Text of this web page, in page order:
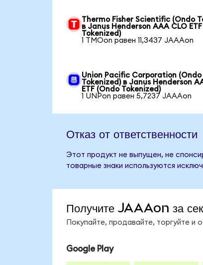
Thermo Fisher Scientific (Ondo
в Janus Henderson AAA CLO
Tokenized)
1 TMOon равен 11,3437 JAAAon
Union Pacific Corporation (Ondo
Tokenized) в Janus Henderson
ETF (Ondo Tokenized)
1 UNPon равен 5,7237 JAAAon
Отказ от ответственности
Этот продукт не выпущен, не
товарные знаки используются
Получите JAAAon за
Покупайте, продавайте, торгуйте
Google Play